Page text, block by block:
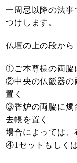
一周忌以降の法事
つけします。
仏壇の上の段から
①ご本尊様の両脇
②中央の仏飯器の
置く
③香炉の両脇に燭
去帳を置く
場合によっては、
④1セットもしく